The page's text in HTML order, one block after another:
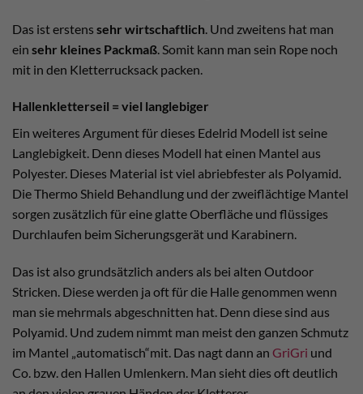
Das ist erstens sehr wirtschaftlich . Und zweitens hat man
ein sehr kleines Packmaß . Somit kann man sein Rope noch
mit in den Kletterrucksack packen.
Hallenkletterseil = viel langlebiger
Ein weiteres Argument für dieses Edelrid Modell ist seine
Langlebigkeit. Denn dieses Modell hat einen Mantel aus
Polyester. Dieses Material ist viel abriebfester als Polyamid.
Die Thermo Shield Behandlung und der zweiflächtige Mantel
sorgen zusätzlich für eine glatte Oberfläche und flüssiges
Durchlaufen beim Sicherungsgerät und Karabinern.
Das ist also grundsätzlich anders als bei alten Outdoor
Stricken. Diese werden ja oft für die Halle genommen wenn
man sie mehrmals abgeschnitten hat. Denn diese sind aus
Polyamid. Und zudem nimmt man meist den ganzen Schmutz
im Mantel „automatisch“mit. Das nagt dann an GriGri und
Co. bzw. den Hallen Umlenkern. Man sieht dies oft deutlich